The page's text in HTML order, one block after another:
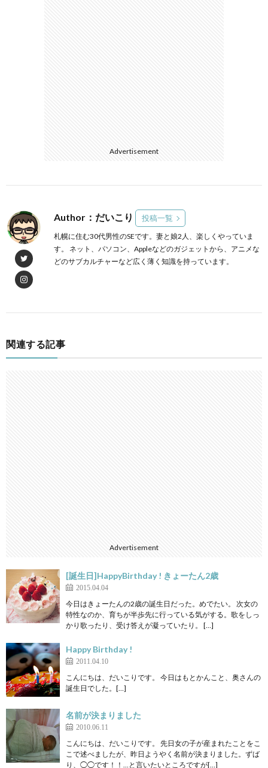
Advertisement
Author：だいこり 投稿一覧
札幌に住む30代男性のSEです。妻と娘2人、楽しくやっていま
す。 ネット、パソコン、Appleなどのガジェットから、アニメな
どのサブカルチャーなど広く薄く知識を持っています。
関連する記事
Advertisement
[誕生日]HappyBirthday ! きょーたん2歳
2015.04.04
今日はきょーたんの2歳の誕生日だった。めでたい。 次女の
特性なのか、育ちが半歩先に行っている気がする。歌をしっ
かり歌ったり、受け答えが凝っていたり。 […]
Happy Birthday !
2011.04.10
こんにちは、だいこりです。 今日はもとかんこと、奥さんの
誕生日でした。[…]
名前が決まりました
2010.06.11
こんにちは、だいこりです。 先日女の子が産まれたことをこ
こで述べましたが、昨日ようやく名前が決まりました。ずば
り、◯◯です！！…と言いたいところですが[…]